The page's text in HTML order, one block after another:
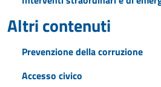
Altri contenuti
Prevenzione della corruzione
Accesso civico